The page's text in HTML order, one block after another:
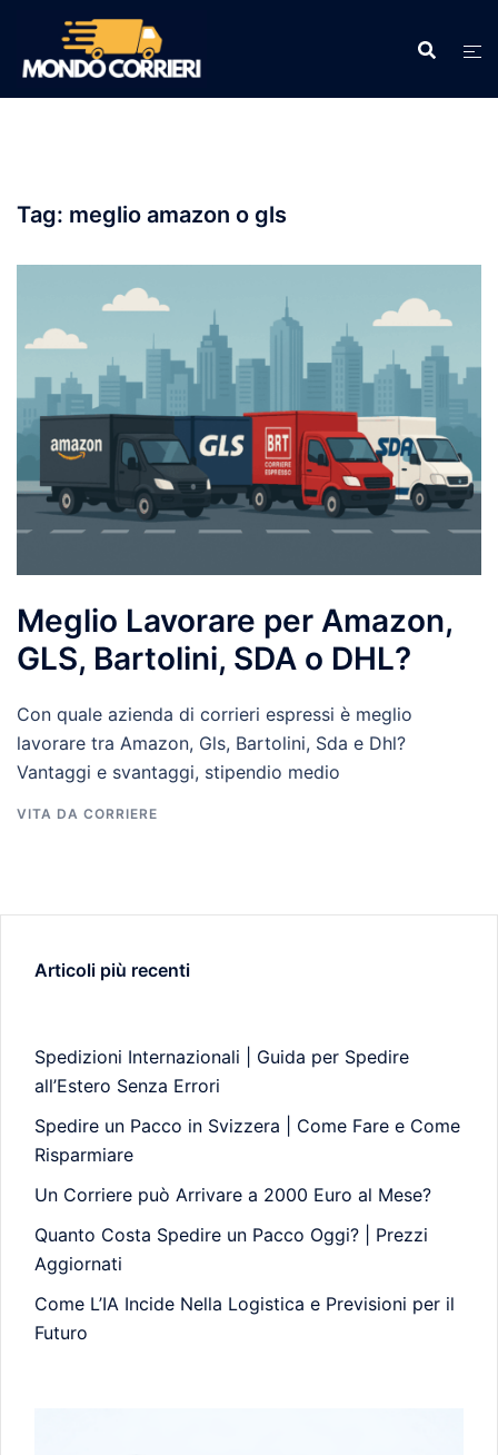
contenuto
Tag: meglio amazon o gls
Meglio Lavorare per Amazon,
GLS, Bartolini, SDA o DHL?
Con quale azienda di corrieri espressi è meglio
lavorare tra Amazon, Gls, Bartolini, Sda e Dhl?
Vantaggi e svantaggi, stipendio medio
VITA DA CORRIERE
Articoli più recenti
Spedizioni Internazionali | Guida per Spedire
all’Estero Senza Errori
Spedire un Pacco in Svizzera | Come Fare e Come
Risparmiare
Un Corriere può Arrivare a 2000 Euro al Mese?
Quanto Costa Spedire un Pacco Oggi? | Prezzi
Aggiornati
Come L’IA Incide Nella Logistica e Previsioni per il
Futuro